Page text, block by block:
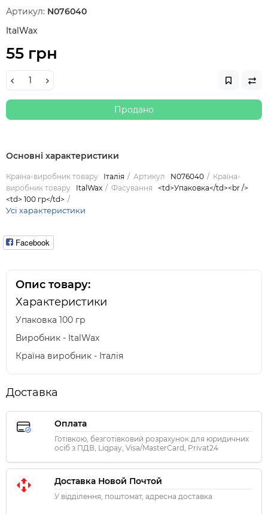
Артикул: N076040
ItalWax
55 грн
Продано
Основні характеристики
Країна-виробник товару Італія Артикул N076040
Країна-
виробник товару
ItalWax Фасування
<td>Упаковка</td><br />
<td> 100 гр</td>
Усі характеристики
Facebook
Опис товару:
Характеристики
Упаковка 100 гр
Виробник - ItalWax
Країна виробник - Італія
Доставка
Оплата
Готівкою, безготівковий розрахунок для юридичних
осіб з ПДВ, Liqpay, Visa/MasterCard, Privat24
Доставка Новой Почтой
У відділення, поштомат, адресна доставка